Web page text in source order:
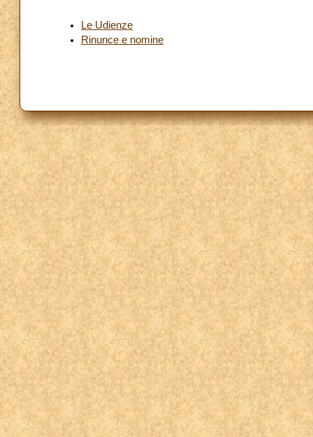
Le Udienze
Rinunce e nomine